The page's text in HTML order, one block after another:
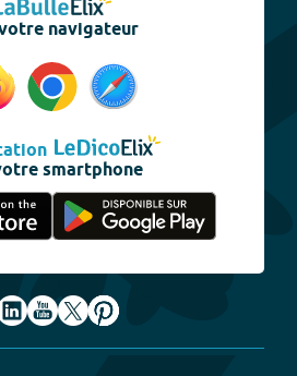
navigateur
smartphone